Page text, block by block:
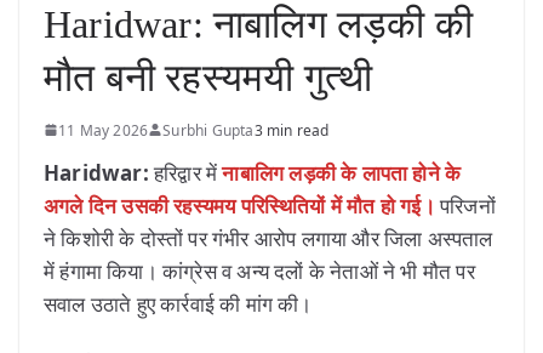
Haridwar: नाबालिग लड़की की
मौत बनी रहस्यमयी गुत्थी
11 May 2026 Surbhi Gupta3 min read
Haridwar:हरिद्वार मेंनाबालिग लड़की के लापता होने के
अगले दिन उसकी रहस्यमय परिस्थितियों में मौत हो गई। परिजनों
ने किशोरी के दोस्तों पर गंभीर आरोप लगाया और जिला अस्पताल
में हंगामा किया। कांग्रेस व अन्य दलों के नेताओं ने भी मौत पर
सवाल उठाते हुए कार्रवाई की मांग की।